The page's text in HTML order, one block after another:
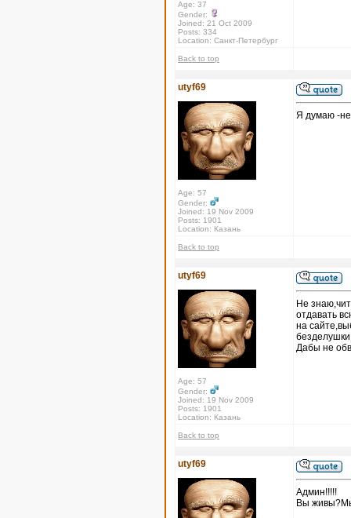
Age: 37
Gender:
Joined: 21 Oct 2009
Posts: 334
Location: Санкт-Петербург
Back to top
utyf69
Age: 57
Gender:
Joined: 19 Nov 2009
Posts: 1901
Location: Казань
Я думаю -
Back to top
utyf69
Age: 57
Gender:
Joined: 19 Nov 2009
Posts: 1901
Location: Казань
Не
отдавать
на
Дабы не
Back to top
utyf69
Админ!!!!!
Вы